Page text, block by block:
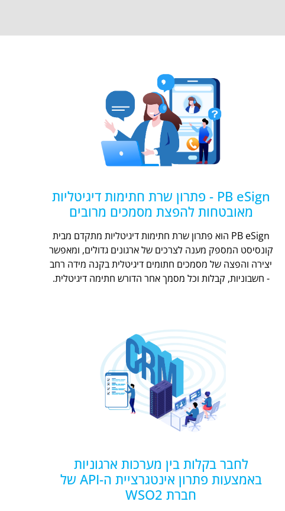
PB eSign - פתרון שרת חתימות דיגיטליות
מאובטחות להפצת מסמכים מרובים
PB eSign הוא פתרון שרת חתימות דיגיטליות מתקדם מבית
קונסיסט המספק מענה לצרכים של ארגונים גדולים, ומאפשר
יצירה והפצה של מסמכים חתומים דיגיטלית בקנה מידה רחב
- חשבוניות, קבלות וכל מסמך אחר הדורש חתימה דיגיטלית.
לחבר בקלות בין מערכות ארגוניות
באמצעות פתרון אינטגרציית ה-API של
חברת WSO2